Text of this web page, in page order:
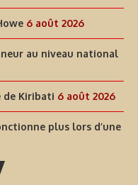
6 août 2026
au niveau national
de Kiribati 6 août 2026
plus lors d’une